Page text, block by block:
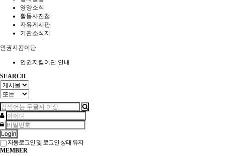
영양소식
활동사진첩
자유게시판
기관소식지
인권지킴이단
인권지킴이단 안내
SEARCH
Login
자동로그인 및 로그인 상태 유지
MEMBER